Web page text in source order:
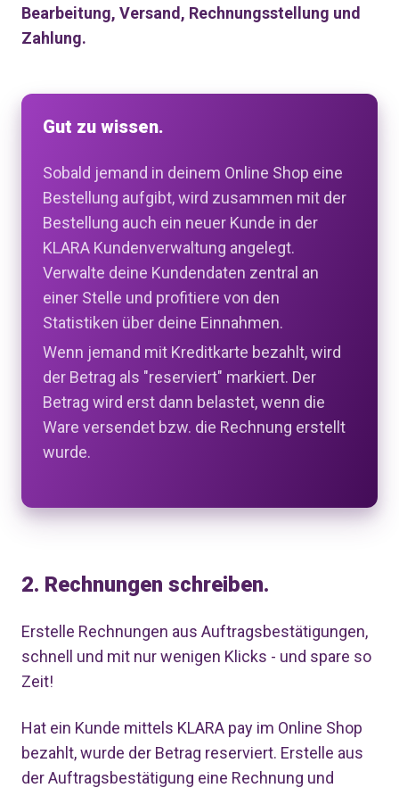
Bearbeitung, Versand, Rechnungsstellung und
Zahlung.
Gut zu wissen.
Sobald jemand in deinem Online Shop eine
Bestellung aufgibt, wird zusammen mit der
Bestellung auch ein neuer Kunde in der
KLARA Kundenverwaltung angelegt.
Verwalte deine Kundendaten zentral an
einer Stelle und profitiere von den
Statistiken über deine Einnahmen.
Wenn jemand mit Kreditkarte bezahlt, wird
der Betrag als "reserviert" markiert. Der
Betrag wird erst dann belastet, wenn die
Ware versendet bzw. die Rechnung erstellt
wurde.
2. Rechnungen schreiben.
Erstelle Rechnungen aus Auftragsbestätigungen,
schnell und mit nur wenigen Klicks - und spare so
Zeit!
Hat ein Kunde mittels KLARA pay im Online Shop
bezahlt, wurde der Betrag reserviert. Erstelle aus
der Auftragsbestätigung eine Rechnung und